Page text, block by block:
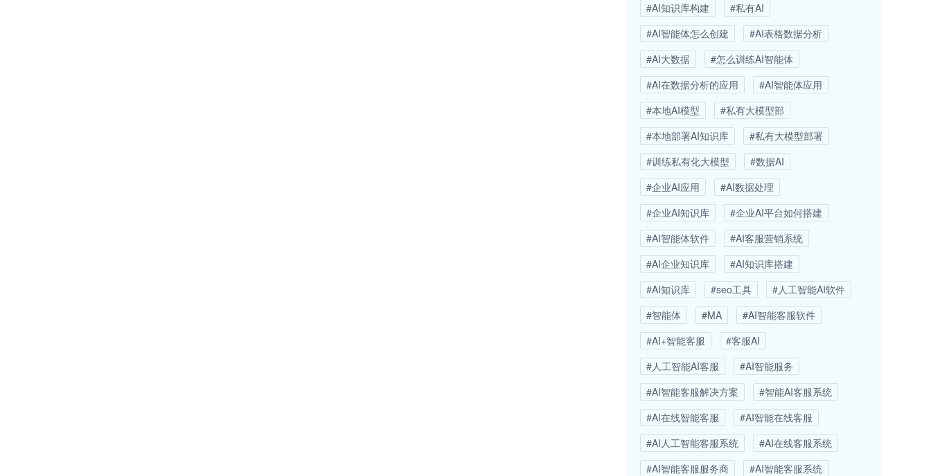
#AI知识库构建
#私有AI
#AI智能体怎么创建
#AI表格数据分析
#AI大数据
#怎么训练AI智能体
#AI在数据分析的应用
#AI智能体应用
#本地AI模型
#私有大模型部
#本地部署AI知识库
#私有大模型部署
#训练私有化大模型
#数据AI
#企业AI应用
#AI数据处理
#企业AI知识库
#企业AI平台如何搭建
#AI智能体软件
#AI客服营销系统
#AI企业知识库
#AI知识库搭建
#AI知识库
#seo工具
#人工智能AI软件
#智能体
#MA
#AI智能客服软件
#AI+智能客服
#客服AI
#人工智能AI客服
#AI智能服务
#AI智能客服解决方案
#智能AI客服系统
#AI在线智能客服
#AI智能在线客服
#AI人工智能客服系统
#AI在线客服系统
#AI智能客服服务商
#AI智能客服系统